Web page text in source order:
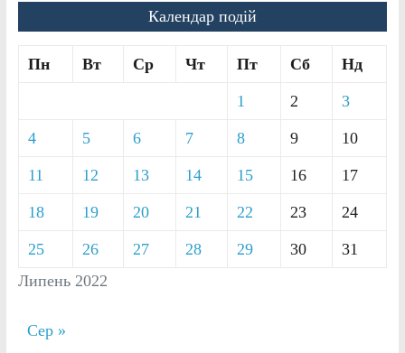
Календар подій
Липень 2022
Пн Вт Ср Чт Пт Сб Нд
1 2 3
4 5 6 7 8 9 10
11 12 13 14 15 16 17
18 19 20 21 22 23 24
25 26 27 28 29 30 31
Сер »